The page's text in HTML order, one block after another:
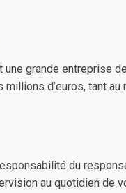
grande entreprise
d’euros, tant au
du
au quotidien de